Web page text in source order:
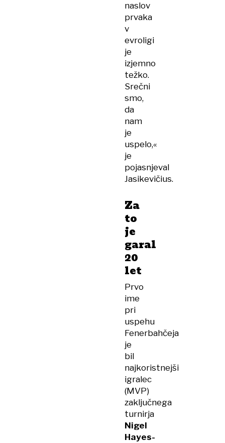
naslov
prvaka
v
evroligi
je
izjemno
težko.
Srečni
smo,
da
nam
je
uspelo,«
je
pojasnjeval
Jasikevičius.
Za
to
je
garal
20
let
Prvo
ime
pri
uspehu
Fenerbahčeja
je
bil
najkoristnejši
igralec
(MVP)
zaključnega
turnirja
Nigel
Hayes-